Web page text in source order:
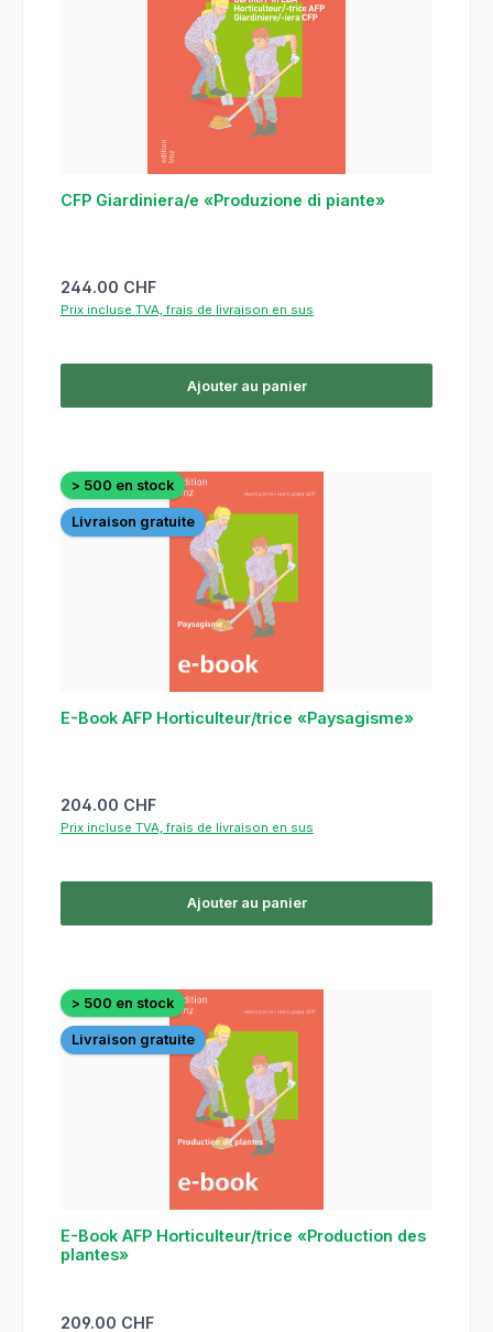
CFP Giardiniera/e «Produzione di piante»
Prix régulier :
244.00 CHF
Prix incluse TVA, frais de livraison en sus
Ajouter au panier
> 500 en stock
Livraison gratuite
E-Book AFP Horticulteur/trice «Paysagisme»
Prix régulier :
204.00 CHF
Prix incluse TVA, frais de livraison en sus
Ajouter au panier
> 500 en stock
Livraison gratuite
E-Book AFP Horticulteur/trice «Production des
plantes»
Prix régulier :
209.00 CHF